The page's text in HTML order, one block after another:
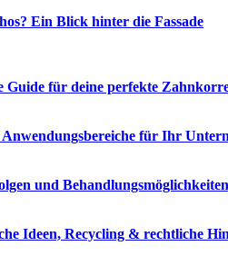
Ein Blick hinter die Fassade
Guide für deine perfekte
für Ihr
und Behandlungsmöglichkeiten
Ideen, Recycling & rechtliche